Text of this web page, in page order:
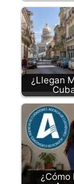
¿Llegan
¿Cómo